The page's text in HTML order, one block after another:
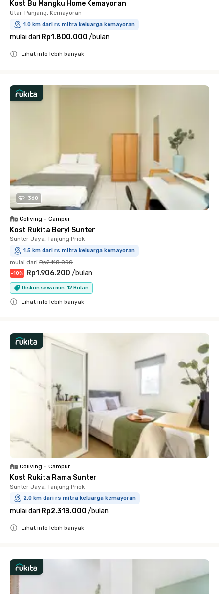
Kost Bu Mangku Home Kemayoran
Utan Panjang, Kemayoran
1.0 km dari rs mitra keluarga kemayoran
mulai dari Rp1.800.000 /bulan
Lihat info lebih banyak
360
Coliving • Campur
Kost Rukita Beryl Sunter
Sunter Jaya, Tanjung Priok
1.5 km dari rs mitra keluarga kemayoran
mulai dari Rp2.118.000
-10% Rp1.906.200 /bulan
Diskon sewa min. 12 Bulan
Lihat info lebih banyak
Coliving • Campur
Kost Rukita Rama Sunter
Sunter Jaya, Tanjung Priok
2.0 km dari rs mitra keluarga kemayoran
mulai dari Rp2.318.000 /bulan
Lihat info lebih banyak